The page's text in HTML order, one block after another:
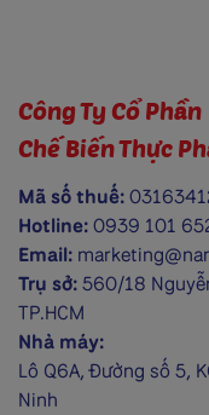
Công Ty Cổ Phần
Chế Biến Thực
Mã số thuế:
Hotline:0939 101
Email:
Trụ sở:560/18
TP.HCM
Nhà máy:
Lô Q6A, Đường số 5,
Ninh